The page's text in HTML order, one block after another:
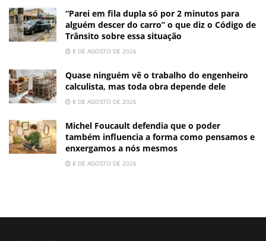
“Parei em fila dupla só por 2 minutos para
alguém descer do carro” o que diz o Código de
Trânsito sobre essa situação
8 DE AGOSTO DE 2026
Quase ninguém vê o trabalho do engenheiro
calculista, mas toda obra depende dele
8 DE AGOSTO DE 2026
Michel Foucault defendia que o poder
também influencia a forma como pensamos e
enxergamos a nós mesmos
8 DE AGOSTO DE 2026